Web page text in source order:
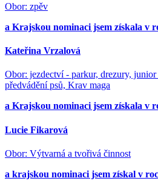
Obor: zpěv
a Krajskou nominaci jsem získala v
Kateřina Vrzalová
Obor: jezdectví - parkur, drezury,
předvádění psů, Krav maga
a Krajskou nominaci jsem získala v
Lucie Fikarová
Obor: Výtvarná a tvořivá činnost
a krajskou nominaci jsem získal v